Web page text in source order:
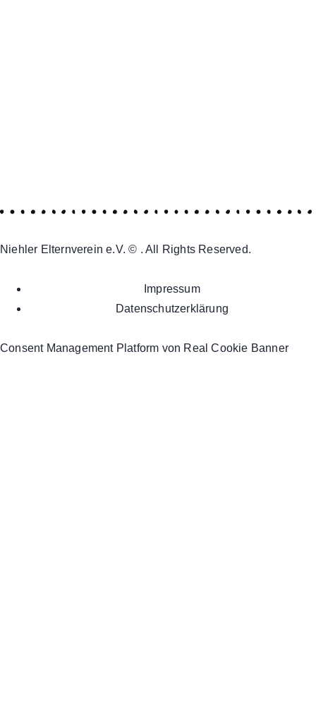
Niehler Elternverein e.V. © . All Rights Reserved.
Impressum
Datenschutzerklärung
Consent Management Platform von Real Cookie Banner